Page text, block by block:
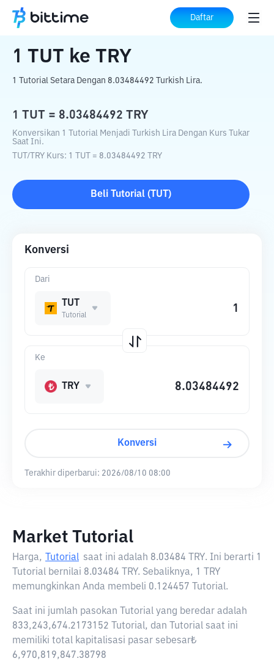
Daftar
Beranda Konverter Kripto ke TRY
1 TUT ke TRY
1 Tutorial Setara Dengan 8.03484492 Turkish Lira.
1 TUT = 8.03484492 TRY
Konversikan 1 Tutorial Menjadi Turkish Lira Dengan Kurs Tukar
Saat Ini.
TUT / TRY Kurs: 1 TUT = 8.03484492 TRY
Beli Tutorial ( TUT )
Konversi
Dari
TUT
Tutorial
Ke
TRY
Konversi
Terakhir diperbarui: 2026/08/10 08:00
Market Tutorial
Harga, Tutorial saat ini adalah 8.03484 TRY. Ini berarti 1
Tutorial bernilai 8.03484 TRY. Sebaliknya, 1 TRY
memungkinkan Anda membeli 0.124457 Tutorial.
Saat ini jumlah pasokan Tutorial yang beredar adalah
833,243,674.2173152 Tutorial, dan Tutorial saat ini
memiliki total kapitalisasi pasar sebesar₺
6,970,819,847.38798